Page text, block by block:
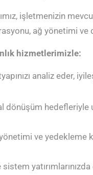
işletmenizin
ağ yönetimi
hizmetlerimizle:
analiz eder,
dönüşüm hedefleriyle
ve yedekleme
sistem